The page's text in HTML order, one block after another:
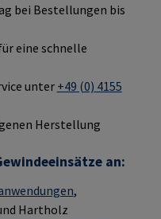
bei Bestellungen bis
eine schnelle
unter +49 (0) 4155
Herstellung
an:
,
Hartholz